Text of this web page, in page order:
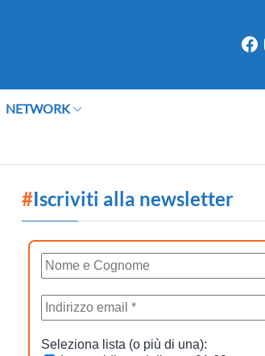
NETWORK
#Iscriviti alla newsletter